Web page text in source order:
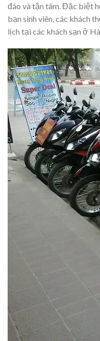
đáo và tận tâm. Đặc biệt
bạn sinh viên, các khách
lịch tại các khách sạn ở